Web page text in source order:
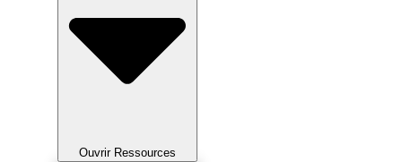
Ouvrir Ressources